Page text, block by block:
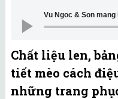
Vu Ngoc & Son
Chất liệu len,
tiết mèo cách
những trang